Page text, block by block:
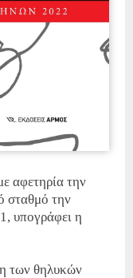
αφετηρία την
σταθμό την
υπογράφει η
των θηλυκών